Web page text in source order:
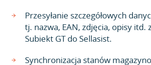
Przesyłanie szczegółowych
tj. nazwa, EAN, zdjęcia, opisy
Subiekt GT do Sellasist.
Synchronizacja stanów